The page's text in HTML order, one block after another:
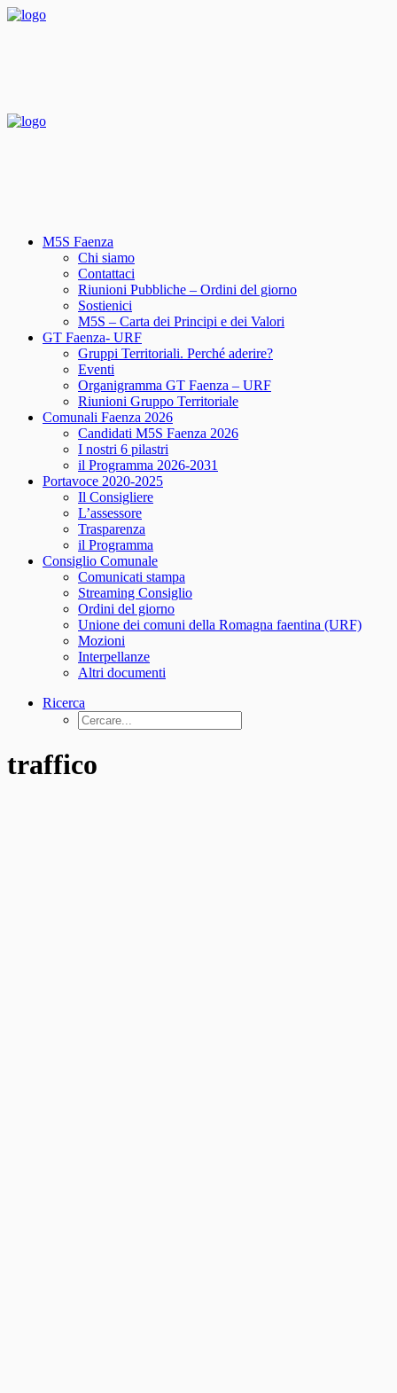
M5S Faenza
Chi siamo
Contattaci
Riunioni Pubbliche – Ordini del giorno
Sostienici
M5S – Carta dei Principi e dei Valori
GT Faenza- URF
Gruppi Territoriali. Perché aderire?
Eventi
Organigramma GT Faenza – URF
Riunioni Gruppo Territoriale
Comunali Faenza 2026
Candidati M5S Faenza 2026
I nostri 6 pilastri
il Programma 2026-2031
Portavoce 2020-2025
Il Consigliere
L’assessore
Trasparenza
il Programma
Consiglio Comunale
Comunicati stampa
Streaming Consiglio
Ordini del giorno
Unione dei comuni della Romagna faentina (URF)
Mozioni
Interpellanze
Altri documenti
Ricerca
traffico